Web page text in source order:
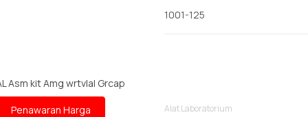
1001-125
Penawaran Harga Alat Laboratorium